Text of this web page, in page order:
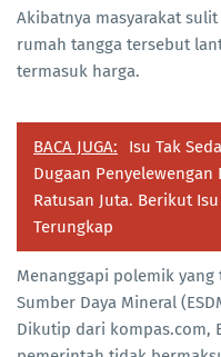
Akibatnya masyarakat
rumah tangga tersebut
termasuk harga.
BACA JUGA:
Isu Tak
Dugaan Penyelewengan
Ratusan Juta. Berikut
Terungkap
Menanggapi polemik
Sumber Daya Mineral
Dikutip dari kompas.com,